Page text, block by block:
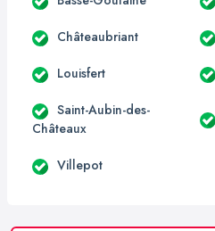
Châteaubriant
Louisfert
Saint-Aubin-des-
Châteaux
Villepot